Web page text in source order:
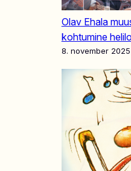
Olav Ehala
kohtumine
8. november 2025